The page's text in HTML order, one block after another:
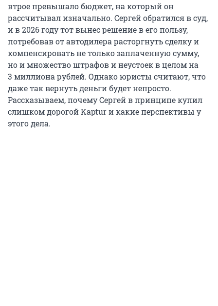
втрое превышало бюджет, на который он
рассчитывал изначально. Сергей обратился в суд,
и в 2026 году тот вынес решение в его пользу,
потребовав от автодилера расторгнуть сделку и
компенсировать не только заплаченную сумму,
но и множество штрафов и неустоек в целом на
3 миллиона рублей. Однако юристы считают, что
даже так вернуть деньги будет непросто.
Рассказываем, почему Сергей в принципе купил
слишком дорогой Kaptur и какие перспективы у
этого дела.